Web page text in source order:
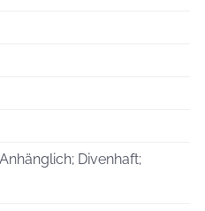
Divenhaft;